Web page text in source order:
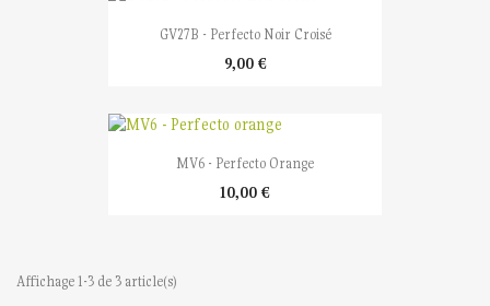
GV27B - Perfecto Noir Croisé
9,00 €
MV6 - Perfecto Orange
10,00 €
Affichage 1-3 de 3 article(s)